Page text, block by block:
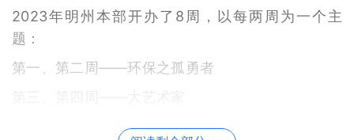
2023年明州本部开办了8周，以每两周为一个主
题：
第一、第二周——环保之孤勇者
第五、第六周——数智时代